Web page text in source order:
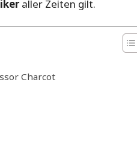
aller Zeiten gilt.
Charcot